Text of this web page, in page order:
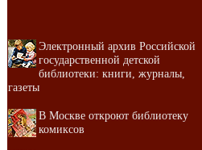
Электронный архив Российской
государственной детской
библиотеки: книги, журналы,
газеты
В Москве откроют библиотеку
комиксов